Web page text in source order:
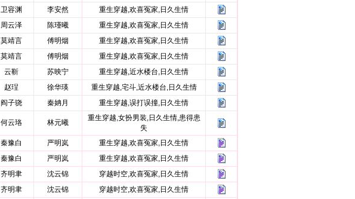
卫容渊 李安然
重生穿越,欢喜冤家,日久生情
周云泽 陈瑾曦
重生穿越,欢喜冤家,日久生情
莫靖言 傅明烟
重生穿越,欢喜冤家,日久生情
莫靖言 傅明烟
重生穿越,欢喜冤家,日久生情
云靳 苏映宁
重生穿越,近水楼台,日久生情
赵珵 徐华瑛
重生穿越,宅斗,近水楼台,日久生情
阎子骁 秦姌月 重生穿越,误打误撞,日久生情
何云珞 林元曦
重生穿越,女扮男装,日久生情,患得患
失
秦豫白 严明岚
重生穿越,欢喜冤家,日久生情
秦豫白 严明岚
重生穿越,欢喜冤家,日久生情
齐明聿 沈云锦
穿越时空,欢喜冤家,日久生情
齐明聿 沈云锦 穿越时空,欢喜冤家,日久生情